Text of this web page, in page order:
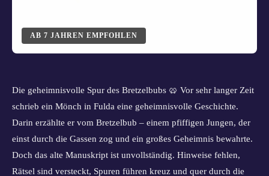
AB 7 JAHREN EMPFOHLEN
Die geheimnisvolle Spur des Bretzelbubs 🥨 Vor sehr langer Zeit
schrieb ein Mönch in Fulda eine geheimnisvolle Geschichte.
Darin erzählte er vom Bretzelbub – einem pfiffigen Jungen, der
einst durch die Gassen zog und ein großes Geheimnis bewahrte.
Doch das alte Manuskript ist unvollständig. Hinweise fehlen,
Rätsel sind versteckt, Spuren führen kreuz und quer durch die